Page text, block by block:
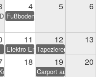
4 5 6
Einheit
Fußbodenbelag
11 12 13
Elektro Endarbeiten
Tapezieren &
18 19 20
Carport aufstellen